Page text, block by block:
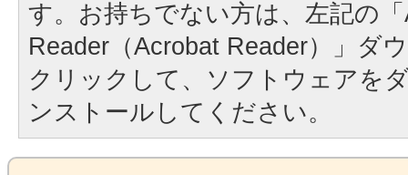
す。お持ちでない方は、左記の
Reader（Acrobat Reader）」ダ
クリックして、ソフトウェアを
ンストールしてください。